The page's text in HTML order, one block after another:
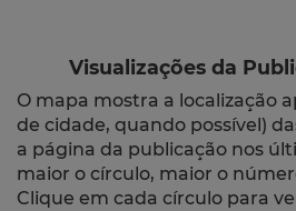
Visualizações da
O mapa mostra a localização
de cidade, quando possível)
a página da publicação nos
maior o círculo, maior o
Clique em cada círculo para